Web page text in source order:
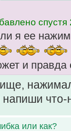
я ее
и правда
нажимал
что-
или как?